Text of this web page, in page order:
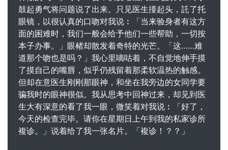
鼓起勇气将问题说了出来。只见医生擡起头，託了托
眼镜，以很认真的口吻对我说︰「当来验身者有这方
面的困难时，我们一般会给予他们一些帮助，一切按
本子办事。」眼楮却散发着奇特的光芒。「这……难
道那个吻也是吗？」我心里嘀咕着，不自觉地伸手摸
了摸自己的嘴唇，似乎仍残留着那柔软温热的触感。
但却在意医生刚刚那眼神，和坐在我旁边的女同学要
骗我时的眼神很似。我从思考中回神过来，却见到医
生大有深意的看了我一眼，微笑着对我说︰「好了，
今天的检查完毕。请你在星期日上午到我的私家诊所
複诊。」说着给了我一张名片。「複诊！？？」